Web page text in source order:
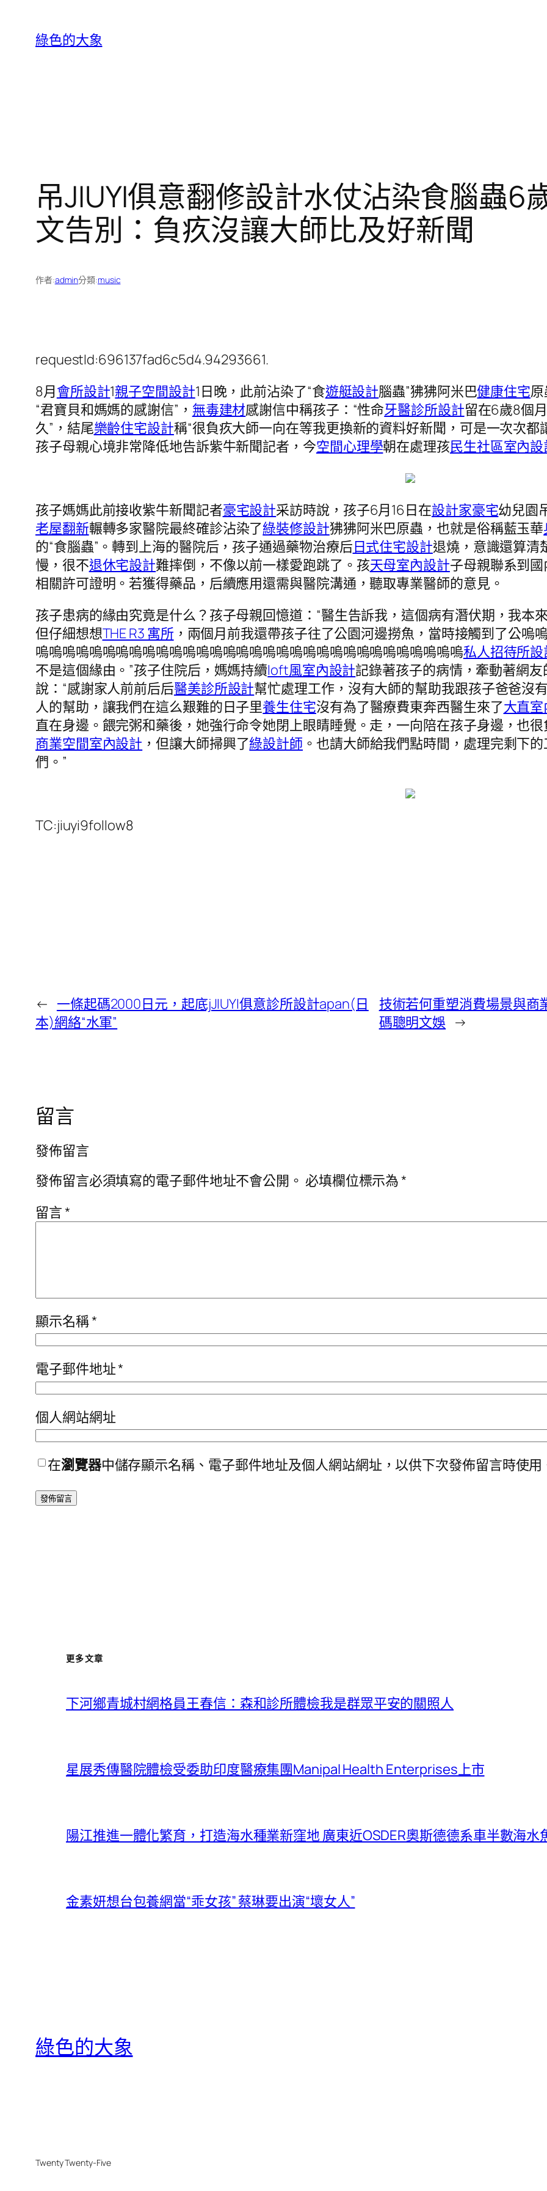
綠色的大象
吊JIUYI俱意翻修設計水仗沾染食腦蟲6
文告別：負疚沒讓大師比及好新聞
作者:admin分類:music
requestId:696137fad6c5d4.94293661.
8月會所設計1親子空間設計1日晚，此前沾染了“食遊艇設計腦蟲”狒狒阿米巴健康住宅
“君寶貝和媽媽的感謝信”， 無毒建材感謝信中稱孩子：“性命牙醫診所設計留在6歲8個月
久”，結尾樂齡住宅設計稱“很負疚大師一向在等我更換新的資料好新聞，可是一次次都
孩子母親心境非常降低地告訴紫牛新聞記者，今空間心理學朝在處理孩民生社區室內設
孩子媽媽此前接收紫牛新聞記者豪宅設計采訪時說，孩子6月16日在設計家豪宅幼兒園
老屋翻新輾轉多家醫院最終確診沾染了綠裝修設計狒狒阿米巴原蟲，也就是俗稱藍玉華
的“食腦蟲”。轉到上海的醫院后，孩子通過藥物治療后日式住宅設計退燒，意識還算清
慢，很不退休宅設計難摔倒，不像以前一樣愛跑跳了。孩天母室內設計子母親聯系到
相關許可證明。若獲得藥品，后續應用還需與醫院溝通，聽取專業醫師的意見。
孩子患病的緣由究竟是什么？孩子母親回憶道：“醫生告訴我，這個病有潛伏期，我本
但仔細想想THE R3 寓所 ，兩個月前我還帶孩子往了公園河邊撈魚，當時接觸到了公嗚
嗚嗚嗚嗚嗚嗚嗚嗚嗚嗚嗚嗚嗚嗚嗚嗚嗚嗚嗚嗚嗚嗚嗚嗚嗚嗚嗚嗚嗚嗚嗚嗚私人招待所設
不是這個緣由。”孩子住院后，媽媽持續loft風室內設計記錄著孩子的病情，牽動著網
說：“感謝家人前前后后醫美診所設計幫忙處理工作，沒有大師的幫助我跟孩子爸爸沒
人的幫助，讓我們在這么艱難的日子里養生住宅沒有為了醫療費東奔西醫生來了大直
直在身邊。餵完粥和藥後，她強行命令她閉上眼睛睡覺。走，一向陪在孩子身邊，也
商業空間室內設計 ，但讓大師掃興了綠設計師 。也請大師給我們點時間，處理完剩下
們。”
TC:jiuyi9follow8
← 一條起碼2000日元，起底jJIUYI俱意診所設計apan(日
本)網絡“水軍”
技術若何重塑消費場景與商
碼聰明文娛 →
留言
發佈留言
發佈留言必須填寫的電子郵件地址不會公開。 必填欄位標示為*
留言*
顯示名稱*
電子郵件地址*
個人網站網址
在瀏覽器中儲存顯示名稱、電子郵件地址及個人網站網址，以供下次發佈留言時使用
更多文章
下河鄉青城村網格員王春信：森和診所體檢我是群眾平安的關照人
星展秀傳醫院體檢受委助印度醫療集團Manipal Health Enterprises上市
陽江推進一體化繁育，打造海水種業新窪地 廣東近OSDER奧斯德德系車半數海水
金素妍想台包養網當“乖女孩” 蔡琳要出演“壞女人”
綠色的大象
Twenty Twenty-Five